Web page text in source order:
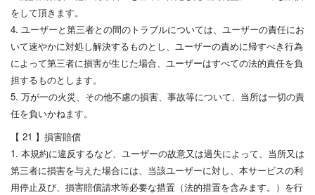
をして頂きます。
4. ユーザーと第三者との間のトラブルについては、ユーザーの責任にお
いて速やかに対処し解決するものとし、ユーザーの責めに帰すべき行為
によって第三者に損害が生じた場合、ユーザーはすべての法的責任を負
担するものとします。
5. 万が一の火災、その他不慮の損害、事故等について、当所は一切の責
任を負いかねます。
【 21 】損害賠償
1. 本規約に違反するなど、ユーザーの故意又は過失によって、当所又は
第三者に損害を与えた場合には、当該ユーザーに対し、本サービスの利
用停止及び、損害賠償請求等必要な措置（法的措置を含みます。）を行